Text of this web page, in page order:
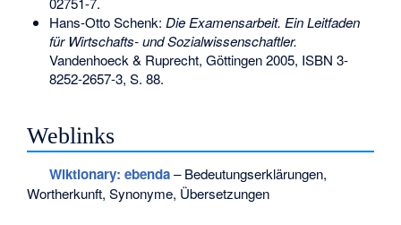
Hans-Otto Schenk: Die Examensarbeit. Ein Leitfaden
für Wirtschafts- und Sozialwissenschaftler.
Vandenhoeck & Ruprecht, Göttingen 2005, ISBN 3-
8252-2657-3, S. 88.
Weblinks
Wiktionary: ebenda– Bedeutungserklärungen,
Wortherkunft, Synonyme, Übersetzungen